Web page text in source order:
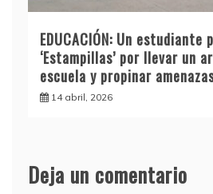
EDUCACIÓN: Un estudiante
‘Estampillas’ por llevar un
escuela y propinar
14 abril, 2026
Deja un comentario